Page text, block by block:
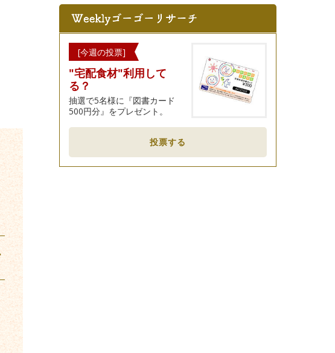
[今週の投票]
"宅配食材"利用して
る？
抽選で5名様に『図書カード
500円分』をプレゼント。
投票する